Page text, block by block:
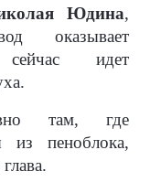
Юдина,
оказывает
идет
там, где
из пеноблока,